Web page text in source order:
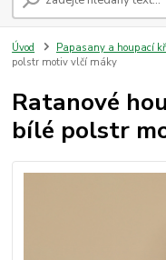
Úvod Papasany a houpací
polstr motiv vlčí máky
Ratanové
bílé polstr